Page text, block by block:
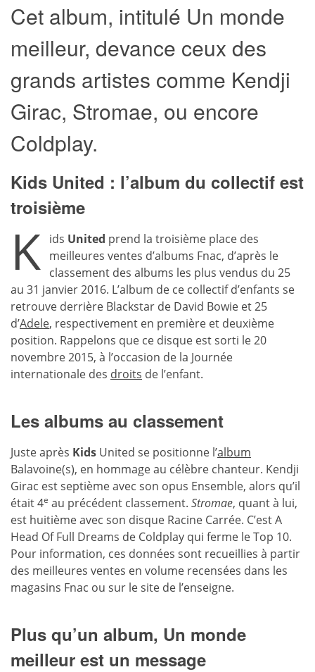
Cet album, intitulé Un monde
meilleur, devance ceux des
grands artistes comme Kendji
Girac, Stromae, ou encore
Coldplay.
Kids United : l’album du collectif est
troisième
K ids United prend la troisième place des
meilleures ventes d’albums Fnac, d’après le
classement des albums les plus vendus du 25
au 31 janvier 2016. L’album de ce collectif d’enfants se
retrouve derrière Blackstar de David Bowie et 25
d’Adele, respectivement en première et deuxième
position. Rappelons que ce disque est sorti le 20
novembre 2015, à l’occasion de la Journée
internationale des droits de l’enfant.
Les albums au classement
Juste après Kids United se positionne l’album
Balavoine(s), en hommage au célèbre chanteur. Kendji
Girac est septième avec son opus Ensemble, alors qu’il
était 4e au précédent classement. Stromae, quant à lui,
est huitième avec son disque Racine Carrée. C’est A
Head Of Full Dreams de Coldplay qui ferme le Top 10.
Pour information, ces données sont recueillies à partir
des meilleures ventes en volume recensées dans les
magasins Fnac ou sur le site de l’enseigne.
Plus qu’un album, Un monde
meilleur est un message